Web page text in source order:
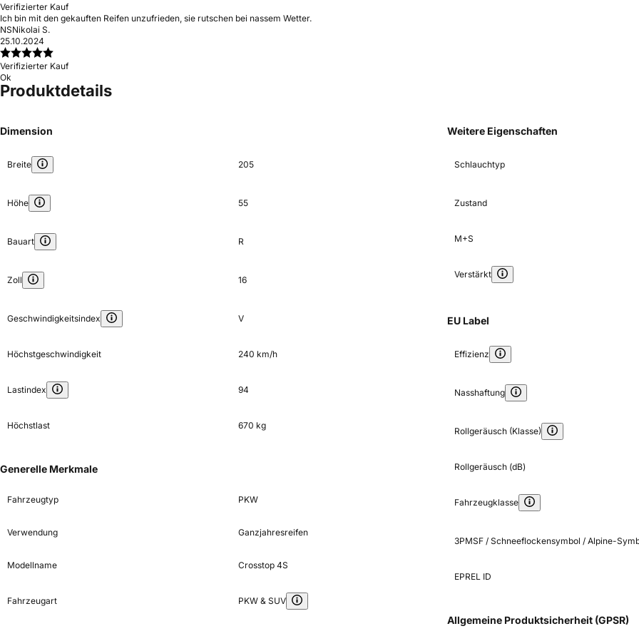
Verifizierter Kauf
Ich bin mit den gekauften Reifen unzufrieden, sie rutschen bei nassem Wetter.
NSNikolai S.
25.10.2024
Verifizierter Kauf
Ok
Produktdetails
Dimension
Breite 205
Höhe 55
Bauart R
Zoll 16
Geschwindigkeitsindex V
Höchstgeschwindigkeit 240 km/h
Lastindex 94
Höchstlast 670 kg
Generelle Merkmale
Fahrzeugtyp PKW
Verwendung Ganzjahresreifen
Modellname Crosstop 4S
Fahrzeugart PKW & SUV
Weitere Eigenschaften
Schlauchtyp
Zustand
M+S
Verstärkt
EU Label
Effizienz
Nasshaftung
Rollgeräusch (Klasse)
Rollgeräusch (dB)
Fahrzeugklasse
3PMSF / Schneeflockensymbol / Alpine-
EPREL ID
Allgemeine Produktsicherheit (GPSR)